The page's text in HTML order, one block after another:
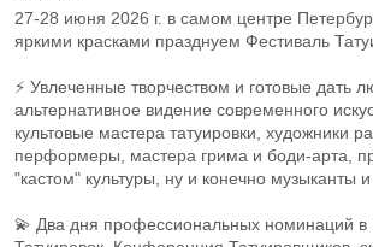
27-28 июня 2026 г. в самом центре
яркими красками празднуем Фестиваль
⚡ Увлеченные творчеством и готовые дать
альтернативное видение современного
культовые мастера татуировки, художники
перформеры, мастера грима и боди-арта,
"кастом" культуры, ну и конечно музыканты
💫 Два дня профессиональных номинаций в